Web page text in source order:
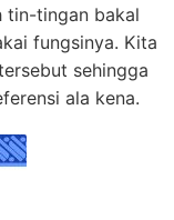
tin-tingan bakal
fungsinya. Kita
sehingga
ala kena.